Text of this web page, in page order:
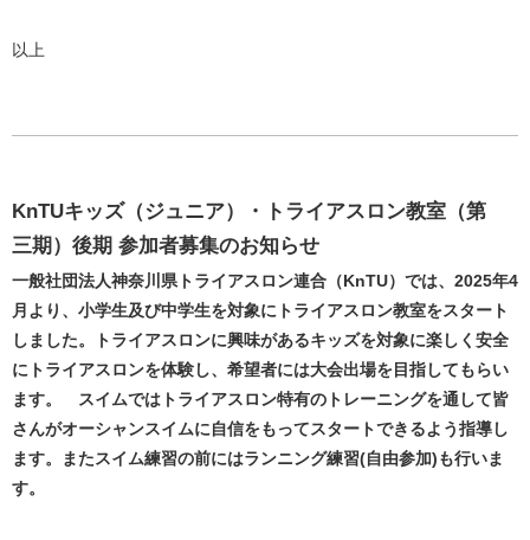
以上
KnTUキッズ（ジュニア）・トライアスロン教室（第
三期）後期 参加者募集のお知らせ
一般社団法人神奈川県トライアスロン連合（KnTU）では、2025年4
月より、小学生及び中学生を対象にトライアスロン教室をスタート
しました。トライアスロンに興味があるキッズを対象に楽しく安全
にトライアスロンを体験し、希望者には大会出場を目指してもらい
ます。 スイムではトライアスロン特有のトレーニングを通して皆
さんがオーシャンスイムに自信をもってスタートできるよう指導し
ます。またスイム練習の前にはランニング練習(自由参加)も行いま
す。